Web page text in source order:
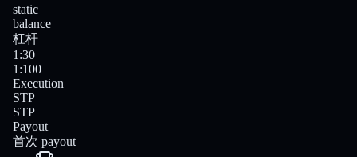
static
balance
杠杆
1:30
1:100
Execution
STP
STP
Payout
首次 payout